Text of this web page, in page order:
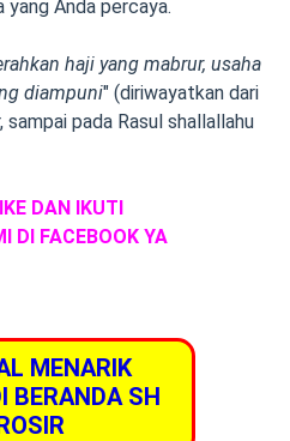
yang Anda percaya.
haji yang mabrur, usaha
diampuni" (diriwayatkan dari
sampai pada Rasul shallallahu
DAN IKUTI
DI FACEBOOK YA
MENARIK
BERANDA SH